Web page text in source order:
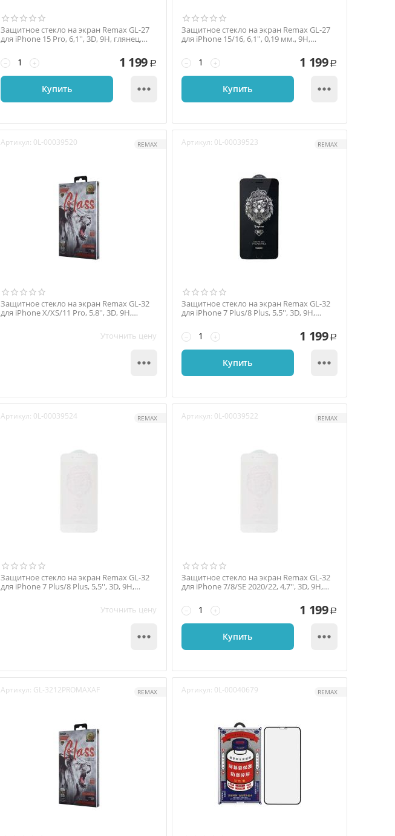
Защитное стекло на экран Remax GL-27
для iPhone 15 Pro, 6,1'', 3D, 9H, глянец,
+
− 1 199 Р
Купить 
Защитное стекло на экран Remax GL-27
для iPhone 15/16, 6,1'', 0,19 мм., 9H,
+
− 1 199 Р
Купить 
Артикул: 0L-00039520 REMAX
Защитное стекло на экран Remax GL-32
для iPhone X/XS/11 Pro, 5,8'', 3D, 9H,
Уточнить цену

Артикул: 0L-00039523 REMAX
Защитное стекло на экран Remax GL-32
для iPhone 7 Plus/8 Plus, 5,5'', 3D, 9H,
+
− 1 199 Р
Купить 
Артикул: 0L-00039524 REMAX
Защитное стекло на экран Remax GL-32
для iPhone 7 Plus/8 Plus, 5,5'', 3D, 9H,
Уточнить цену

Артикул: 0L-00039522 REMAX
Защитное стекло на экран Remax GL-32
для iPhone 7/8/SE 2020/22, 4,7'', 3D, 9H,
+
− 1 199 Р
Купить 
Артикул: GL-3212PROMAXAF REMAX Артикул: 0L-00040679 REMAX